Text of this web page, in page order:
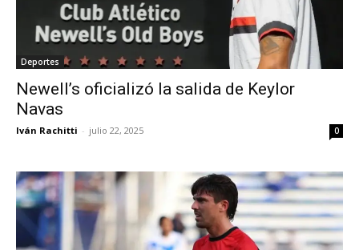
Deportes
Newell’s oficializó la salida de Keylor
Navas
Iván Rachitti - julio 22, 2025 0